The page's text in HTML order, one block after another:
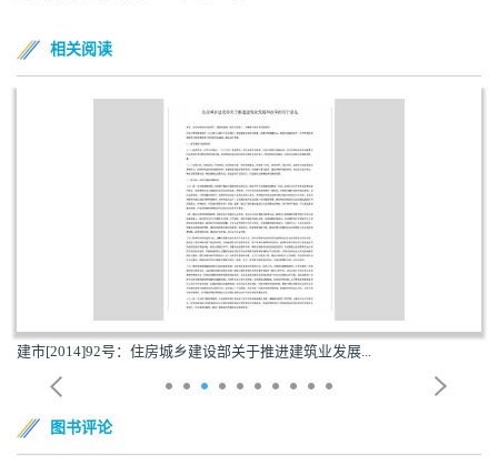
相关阅读
展... ZCGZ160903-013：住房和城乡建设部关于修改《
图书评论